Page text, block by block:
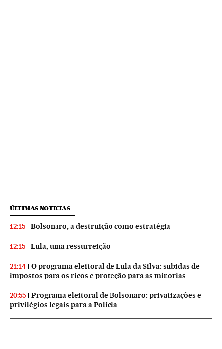
ÚLTIMAS NOTICIAS
12:15 Bolsonaro, a destruição como estratégia
12:15 Lula, uma ressurreição
21:14
O programa eleitoral de Lula da Silva: subidas de
impostos para os ricos e proteção para as minorias
20:55
Programa eleitoral de Bolsonaro: privatizações e
privilégios legais para a Polícia